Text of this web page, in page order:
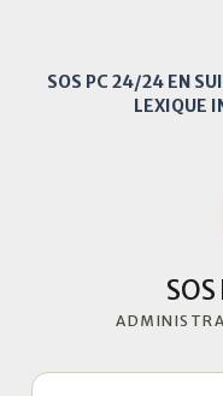
SOS PC 24/24 EN
LEXIQUE